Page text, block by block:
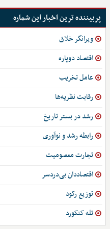
پربیننده ترین اخبار این شماره
ویرانگر خلاق
اقتصاد دوپاره
عامل تخریب
رقابت نظریه‌ها
رشد در بستر تاریخ
رابطه رشد و نوآوری
تجارت معصومیت
اقتصاددان بی‌دردسر
توزیع رکود
تله کنکورد